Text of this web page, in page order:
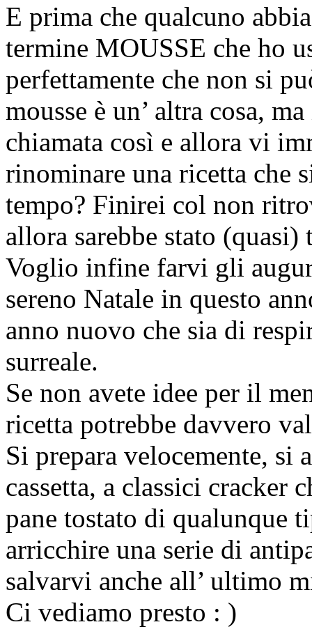
E prima che qualcuno
termine MOUSSE che ho
perfettamente che non si
mousse è un’ altra cosa,
chiamata così e allora vi
rinominare una ricetta che
tempo? Finirei col non
allora sarebbe stato
Voglio infine farvi gli
sereno Natale in questo
anno nuovo che sia di
surreale.
Se non avete idee per il
ricetta potrebbe davvero
Si prepara velocemente, si
cassetta, a classici cracker
pane tostato di qualunque
arricchire una serie di
salvarvi anche all’ ultimo
Ci vediamo presto : )